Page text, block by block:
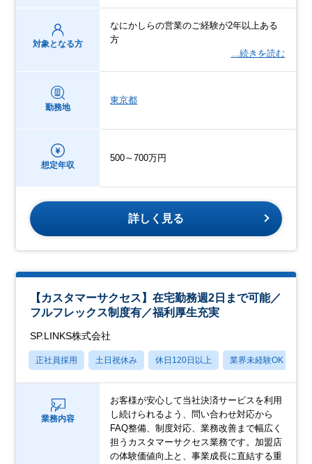
対象となる方
なにかしらの営業のご経験が2年以上ある
方
…続きを読む
勤務地
東京都
想定年収
500～700万円
詳しく見る
【カスタマーサクセス】在宅勤務週2日まで可能／
フルフレックス制度有／福利厚生充実
SP.LINKS株式会社
正社員採用 土日祝休み 休日120日以上 業界未経験OK
業務内容
お客様が安心して当社決済サービスを利用
し続けられるよう、問い合わせ対応から
FAQ整備、制度対応、業務改善まで幅広く
担うカスタマーサクセス業務です。加盟店
の体験価値向上と、事業成長に直結する重